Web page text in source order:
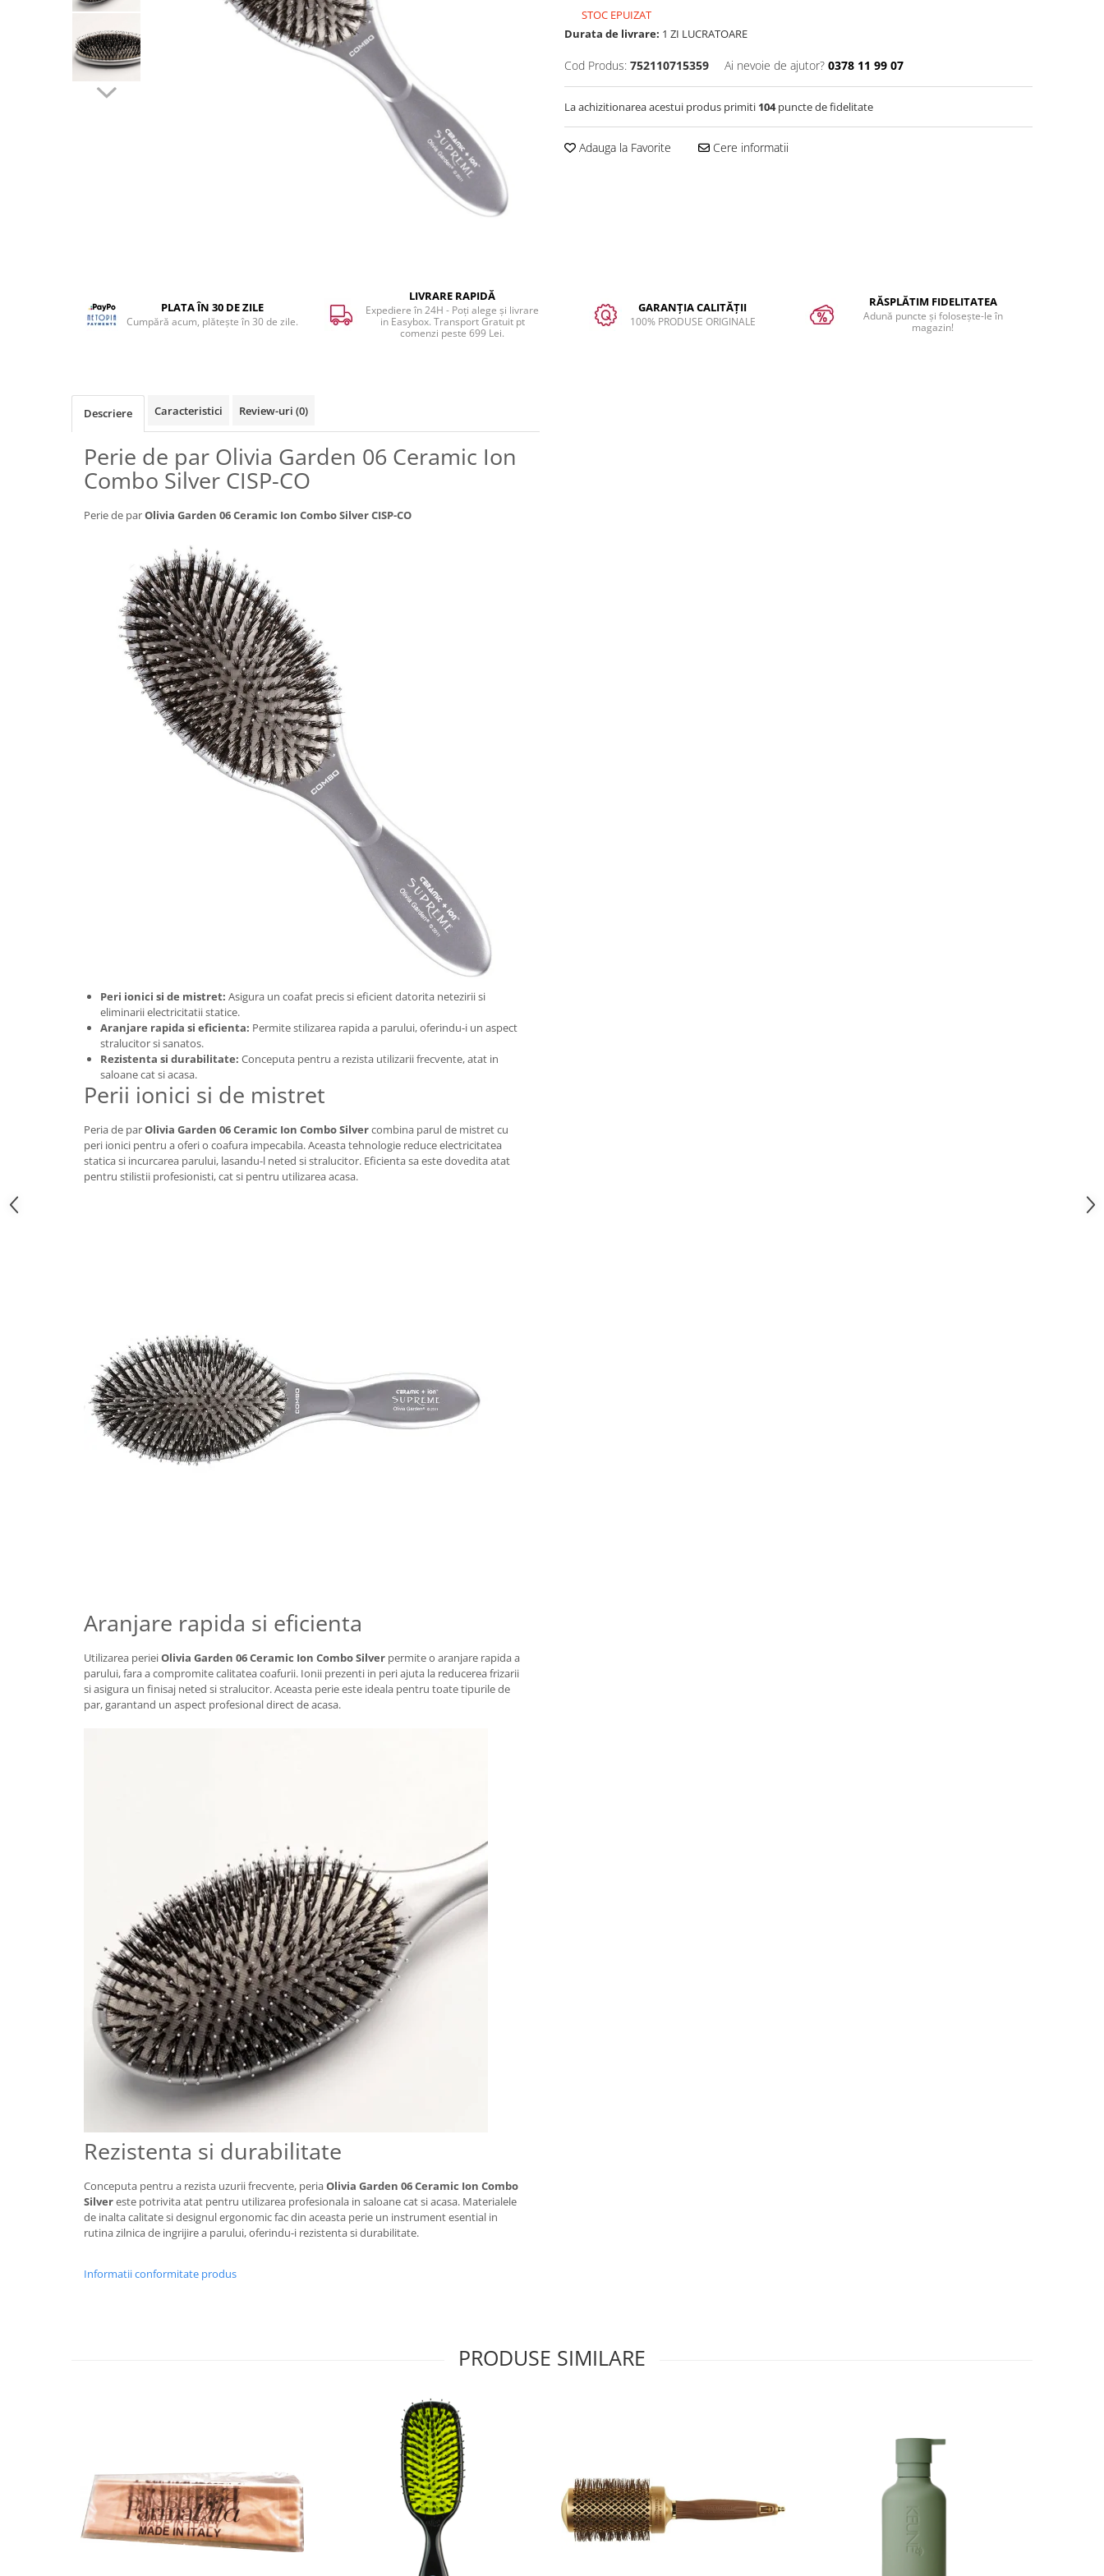
STOC EPUIZAT
Durata de livrare: 1 ZI LUCRATOARE
Cod Produs: 752110715359 Ai nevoie de ajutor? 0378 11 99 07
La achizitionarea acestui produs primiti 104puncte de fidelitate
Adauga la Favorite Cere informatii
PLATA ÎN 30 DE ZILE
Cumpără acum, plătește în 30 de zile.
LIVRARE RAPIDĂ
Expediere în 24H - Poți alege și livrare
in Easybox. Transport Gratuit pt
comenzi peste 699 Lei.
GARANȚIA CALITĂȚII
100% PRODUSE ORIGINALE
RĂSPLĂTIM FIDELITATEA
Adună puncte și folosește-le în
magazin!
Descriere Caracteristici Review-uri (0)
Perie de par Olivia Garden 06 Ceramic Ion
Combo Silver CISP-CO
Perie de parOlivia Garden 06 Ceramic Ion Combo Silver CISP-CO
Peri ionici si de mistret: Asigura un coafat precis si eficient datorita netezirii si
eliminarii electricitatii statice.
Aranjare rapida si eficienta: Permite stilizarea rapida a parului, oferindu-i un aspect
stralucitor si sanatos.
Rezistenta si durabilitate: Conceputa pentru a rezista utilizarii frecvente, atat in
saloane cat si acasa.
Perii ionici si de mistret
Peria de parOlivia Garden 06 Ceramic Ion Combo Silvercombina parul de mistret cu
peri ionici pentru a oferi o coafura impecabila. Aceasta tehnologie reduce electricitatea
statica si incurcarea parului, lasandu-l neted si stralucitor. Eficienta sa este dovedita atat
pentru stilistii profesionisti, cat si pentru utilizarea acasa.
Aranjare rapida si eficienta
Utilizarea perieiOlivia Garden 06 Ceramic Ion Combo Silver permite o aranjare rapida a
parului, fara a compromite calitatea coafurii. Ionii prezenti in peri ajuta la reducerea frizarii
si asigura un finisaj neted si stralucitor. Aceasta perie este ideala pentru toate tipurile de
par, garantand un aspect profesional direct de acasa.
Rezistenta si durabilitate
Conceputa pentru a rezista uzurii frecvente, periaOlivia Garden 06 Ceramic Ion Combo
Silvereste potrivita atat pentru utilizarea profesionala in saloane cat si acasa. Materialele
de inalta calitate si designul ergonomic fac din aceasta perie un instrument esential in
rutina zilnica de ingrijire a parului, oferindu-i rezistenta si durabilitate.
Informatii conformitate produs
PRODUSE SIMILARE